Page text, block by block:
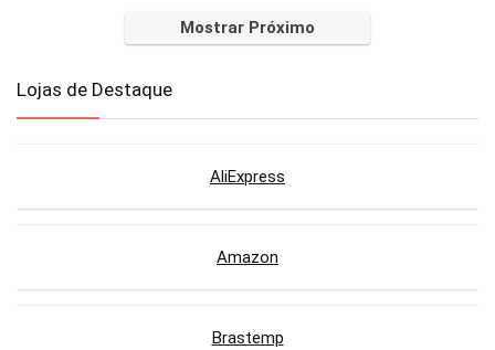
Mostrar Próximo
Lojas de Destaque
AliExpress
Amazon
Brastemp